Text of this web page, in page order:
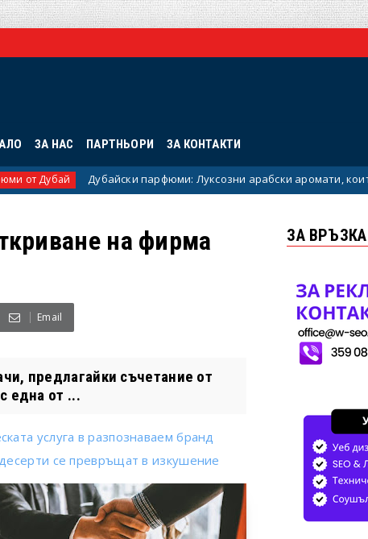
ЗА НАС ПАРТНЬОРИ ЗА КОНТАКТИ
Дубайски парфюми: Луксозни арабски аромати, които пленяват
на фирма
Email
предлагайки съчетание от
една от ...
услуга в разпознаваем бранд
се превръщат в изкушение
ЗА